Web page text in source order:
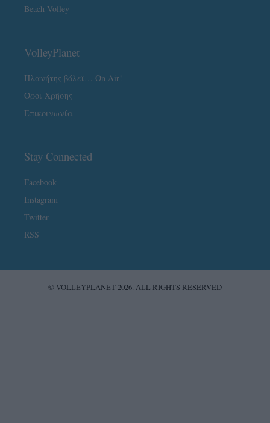
Beach Volley
VolleyPlanet
Πλανήτης βόλεϊ… On Air!
Όροι Χρήσης
Επικοινωνία
Stay Connected
Facebook
Instagram
Twitter
RSS
© VOLLEYPLANET 2026. ALL RIGHTS RESERVED